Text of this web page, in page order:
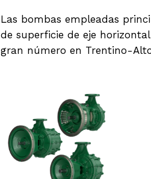
Las bombas empleadas
de superficie de eje horizontal
gran número en Trentino-